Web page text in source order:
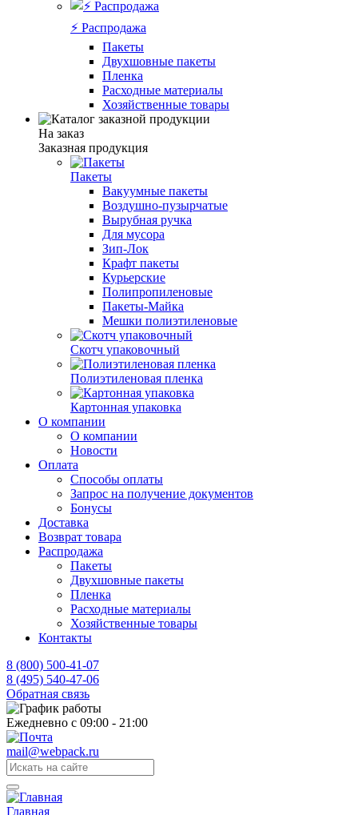
⚡️ Распродажа
Пакеты
Двухшовные пакеты
Пленка
Расходные материалы
Хозяйственные товары
На заказ
Заказная продукция
Пакеты
Вакуумные пакеты
Воздушно-пузырчатые
Вырубная ручка
Для мусора
Зип-Лок
Крафт пакеты
Курьерские
Полипропиленовые
Пакеты-Майка
Мешки полиэтиленовые
Скотч упаковочный
Полиэтиленовая пленка
Картонная упаковка
О компании
О компании
Новости
Оплата
Способы оплаты
Запрос на получение документов
Бонусы
Доставка
Возврат товара
Распродажа
Пакеты
Двухшовные пакеты
Пленка
Расходные материалы
Хозяйственные товары
Контакты
8 (800) 500-41-07
8 (495) 540-47-06
Обратная связь
Ежедневно с 09:00 - 21:00
mail@webpack.ru
Главная